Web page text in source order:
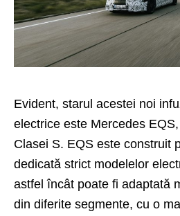
Evident, starul acestei noi
electrice este Mercedes
Clasei S. EQS este construit
dedicată strict modelelor
astfel încât poate fi adaptată
din diferite segmente, cu o